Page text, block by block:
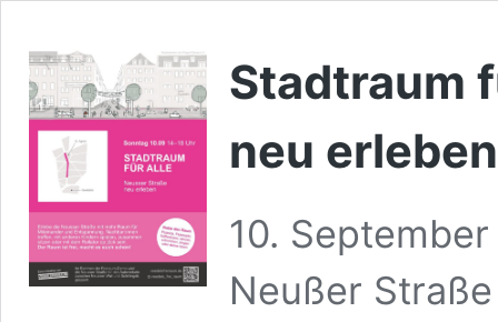
Stadtraum
neu erleben
10.
Neußer